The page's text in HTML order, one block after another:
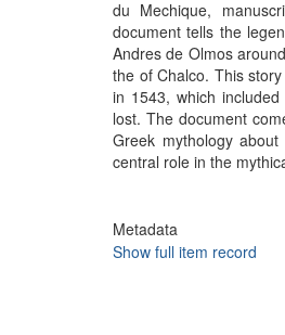
du Mechique,
document tells the
Andres de Olmos
the of Chalco. This
in 1543, which
lost. The document
Greek mythology
central role in the
Metadata
Show full item record